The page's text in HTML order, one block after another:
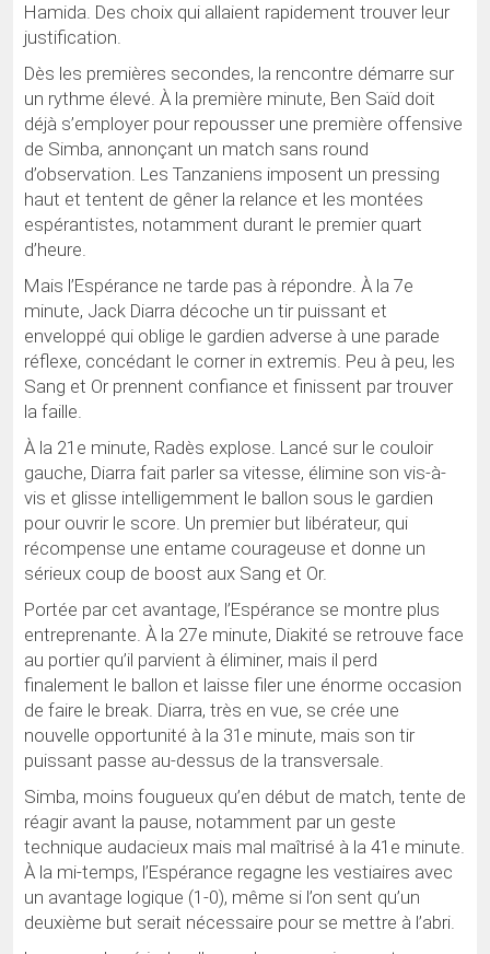
Hamida. Des choix qui allaient rapidement trouver leur
justification.
Dès les premières secondes, la rencontre démarre sur
un rythme élevé. À la première minute, Ben Saïd doit
déjà s’employer pour repousser une première offensive
de Simba, annonçant un match sans round
d’observation. Les Tanzaniens imposent un pressing
haut et tentent de gêner la relance et les montées
espérantistes, notamment durant le premier quart
d’heure.
Mais l’Espérance ne tarde pas à répondre. À la 7e
minute, Jack Diarra décoche un tir puissant et
enveloppé qui oblige le gardien adverse à une parade
réflexe, concédant le corner in extremis. Peu à peu, les
Sang et Or prennent confiance et finissent par trouver
la faille.
À la 21e minute, Radès explose. Lancé sur le couloir
gauche, Diarra fait parler sa vitesse, élimine son vis-à-
vis et glisse intelligemment le ballon sous le gardien
pour ouvrir le score. Un premier but libérateur, qui
récompense une entame courageuse et donne un
sérieux coup de boost aux Sang et Or.
Portée par cet avantage, l’Espérance se montre plus
entreprenante. À la 27e minute, Diakité se retrouve face
au portier qu’il parvient à éliminer, mais il perd
finalement le ballon et laisse filer une énorme occasion
de faire le break. Diarra, très en vue, se crée une
nouvelle opportunité à la 31e minute, mais son tir
puissant passe au-dessus de la transversale.
Simba, moins fougueux qu’en début de match, tente de
réagir avant la pause, notamment par un geste
technique audacieux mais mal maîtrisé à la 41e minute.
À la mi-temps, l’Espérance regagne les vestiaires avec
un avantage logique (1-0), même si l’on sent qu’un
deuxième but serait nécessaire pour se mettre à l’abri.